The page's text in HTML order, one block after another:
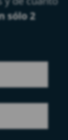
sólo 2